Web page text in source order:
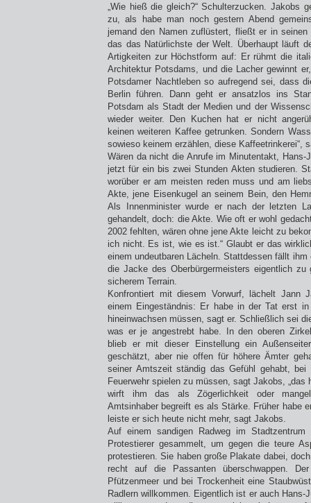
„Wie hieß die gleich?“ Schulterzucken. Jakobs
zu, als habe man noch gestern Abend
jemand den Namen zuflüstert, fließt er in
das das Natürlichste der Welt. Überhaupt läuft
Artigkeiten zur Höchstform auf: Er rühmt die
Architektur Potsdams, und die Lacher gewinnt
Potsdamer Nachtleben so aufregend sei, dass
Berlin führen. Dann geht er ansatzlos ins
Potsdam als Stadt der Medien und der
wieder weiter. Den Kuchen hat er nicht
keinen weiteren Kaffee getrunken. Sondern
sowieso keinem erzählen, diese Kaffeetrinkerei“,
Wären da nicht die Anrufe im Minutentakt, Hans-
jetzt für ein bis zwei Stunden Akten studieren.
worüber er am meisten reden muss und am
Akte, jene Eisenkugel an seinem Bein, den
Als Innenminister wurde er nach der letzten
gehandelt, doch: die Akte. Wie oft er wohl
2002 fehlten, wären ohne jene Akte leicht zu
ich nicht. Es ist, wie es ist.“ Glaubt er das
einem undeutbaren Lächeln. Stattdessen fällt
die Jacke des Oberbürgermeisters eigentlich
sicherem Terrain.
Konfrontiert mit diesem Vorwurf, lächelt Jann
einem Eingeständnis: Er habe in der Tat erst in
hineinwachsen müssen, sagt er. Schließlich sei
was er je angestrebt habe. In den oberen
blieb er mit dieser Einstellung ein
geschätzt, aber nie offen für höhere Ämter
seiner Amtszeit ständig das Gefühl gehabt, bei
Feuerwehr spielen zu müssen, sagt Jakobs, „das
wirft ihm das als Zögerlichkeit oder
Amtsinhaber begreift es als Stärke. Früher habe
leiste er sich heute nicht mehr, sagt Jakobs.
Auf einem sandigen Radweg im
Protestierer gesammelt, um gegen die teure
protestieren. Sie haben große Plakate dabei,
recht auf die Passanten überschwappen.
Pfützenmeer und bei Trockenheit eine
Radlern willkommen. Eigentlich ist er auch Hans-